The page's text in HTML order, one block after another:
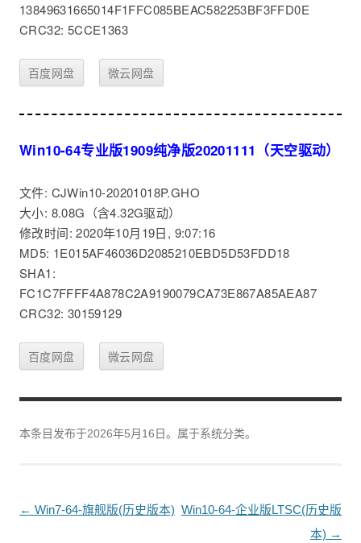
13849631665014F1FFC085BEAC582253BF3FFD0E
CRC32: 5CCE1363
百度网盘 微云网盘
Win10-64专业版1909纯净版20201111（天空驱动）
文件: CJWin10-20201018P.GHO
大小: 8.08G（含4.32G驱动）
修改时间: 2020年10月19日, 9:07:16
MD5: 1E015AF46036D2085210EBD5D53FDD18
SHA1:
FC1C7FFFF4A878C2A9190079CA73E867A85AEA87
CRC32: 30159129
百度网盘 微云网盘
本条目发布于2026年5月16日。属于系统分类。
文
← Win7-64-旗舰版(历史版本) Win10-64-企业版LTSC(历史版
本) →